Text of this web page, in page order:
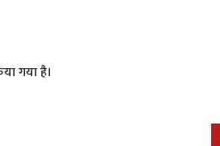
गया है।